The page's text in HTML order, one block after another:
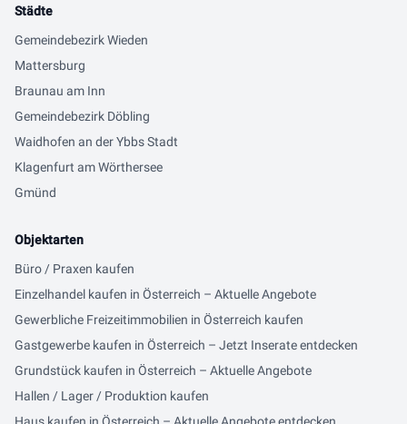
Städte
Gemeindebezirk Wieden
Mattersburg
Braunau am Inn
Gemeindebezirk Döbling
Waidhofen an der Ybbs Stadt
Klagenfurt am Wörthersee
Gmünd
Objektarten
Büro / Praxen kaufen
Einzelhandel kaufen in Österreich – Aktuelle Angebote
Gewerbliche Freizeitimmobilien in Österreich kaufen
Gastgewerbe kaufen in Österreich – Jetzt Inserate entdecken
Grundstück kaufen in Österreich – Aktuelle Angebote
Hallen / Lager / Produktion kaufen